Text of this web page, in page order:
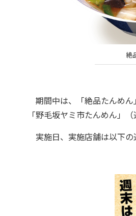
絶
期間中は、「絶品たんめ
「野毛坂ヤミ市たんめん」
実施日、実施店舗は以下の